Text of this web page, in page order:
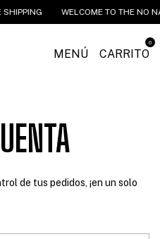
SHIPPING WELCOME TO THE NO
MENÚ CARRITO
0
de tus pedidos, ¡en un solo